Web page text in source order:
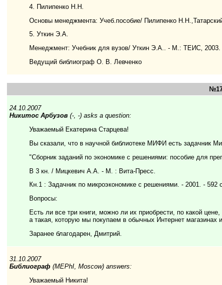
4. Пилипенко Н.Н.
Основы менеджмента: Учеб.пособие/ Пилипенко
5. Уткин Э.А.
Менеджмент: Учебник для вузов/ Уткин Э.А.. - М.: ТЕИС, 2003.
Ведущий библиограф О. В. Левченко
24.10.2007
Никитос Арбузов (-, -) asks a question:
Уважаемый Екатерина Старцева!
Вы сказали, что в научной библиотеке МИФИ есть задачник
"Сборник заданий по экономике с решениями: пособие для
В 3 кн. / Мицкевич А.А. - М. : Вита-Пресс.
Кн.1 : Задачник по микроэкономике с решениями. - 2001. - 592
Вопросы:
Есть ли все три книги, можно ли их приобрести, по какой
а такая, которую мы покупаем в обычных Интернет магазинах
Заранее благодарен, Дмитрий.
31.10.2007
Библиограф (MEPhI, Moscow) answers:
Уважаемый Никита!